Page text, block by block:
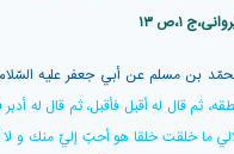
۱،ص ۱۳
بن مسلم عن أبي جعفر عليه
ثم قال له أقبل فأقبل، ثم قال له أدبر
ما خلقت خلقا هو أحبّ إليّ منك و لا